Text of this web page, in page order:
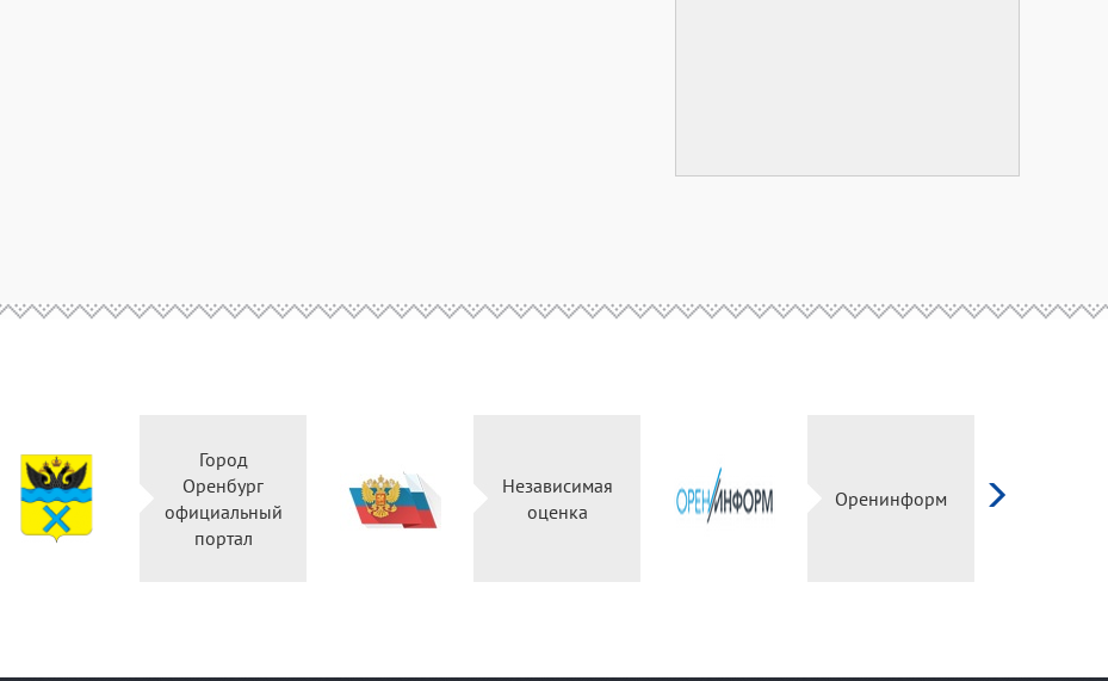
Город
Оренбург
официальный
портал
Независимая
оценка
Оренинформ